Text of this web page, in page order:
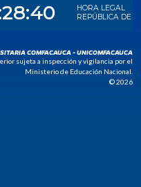
COMFACAUCA - UNICOMFACAUCA
sujeta a inspección y vigilancia por el
Ministerio de Educación Nacional.
© 2026